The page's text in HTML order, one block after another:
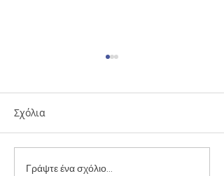
Γυμναστικές Επιδείξεις
Σχόλια
Γράψτε ένα σχόλιο...